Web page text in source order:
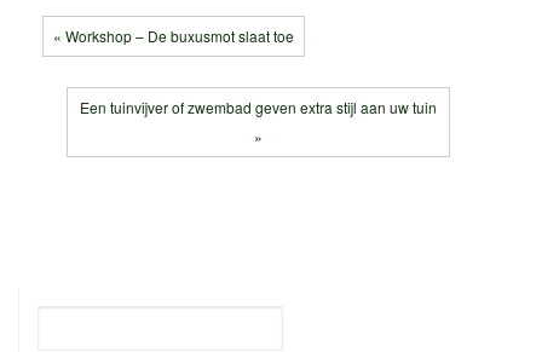
« Workshop – De buxusmot slaat toe
Een tuinvijver of zwembad geven extra stijl aan uw tuin
»